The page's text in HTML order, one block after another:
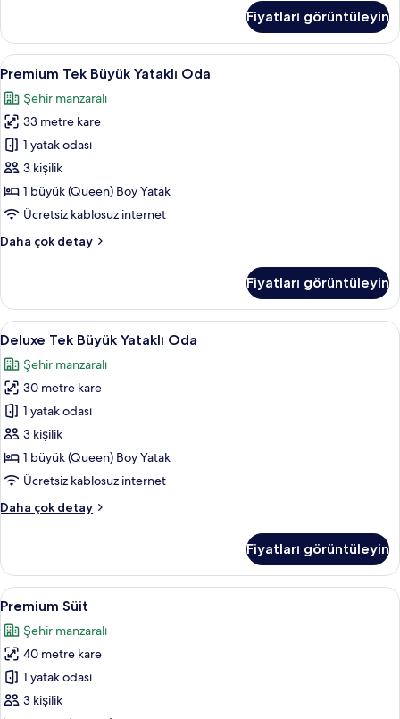
Oda
hakkında
daha
detay
Fiyatları görüntüleyin
Premium
Tek
Büyük
Yataklı
Oda
için
tüm
fotoğrafları
Premium Tek Büyük Yataklı Oda |
6
Premium Tek Büyük Yataklı Oda
Şehir manzaralı
33 metre kare
1 yatak odası
3 kişilik
1 büyük (Queen) Boy Yatak
Ücretsiz kablosuz internet
Daha çok detay
Premium
Oda
hakkında
daha
detay
Fiyatları görüntüleyin
Deluxe
Tek
Büyük
Yataklı
Oda
için
tüm
fotoğrafları
Deluxe Tek Büyük Yataklı Oda |
6
Deluxe Tek Büyük Yataklı Oda
Şehir manzaralı
30 metre kare
1 yatak odası
3 kişilik
1 büyük (Queen) Boy Yatak
Ücretsiz kablosuz internet
Daha çok detay
Deluxe
Oda
hakkında
daha
detay
Fiyatları görüntüleyin
Premium
Süit
için
tüm
fotoğrafları
görün
Premium Süit | Oturma alanı | LED
6
Premium Süit
Şehir manzaralı
40 metre kare
1 yatak odası
3 kişilik